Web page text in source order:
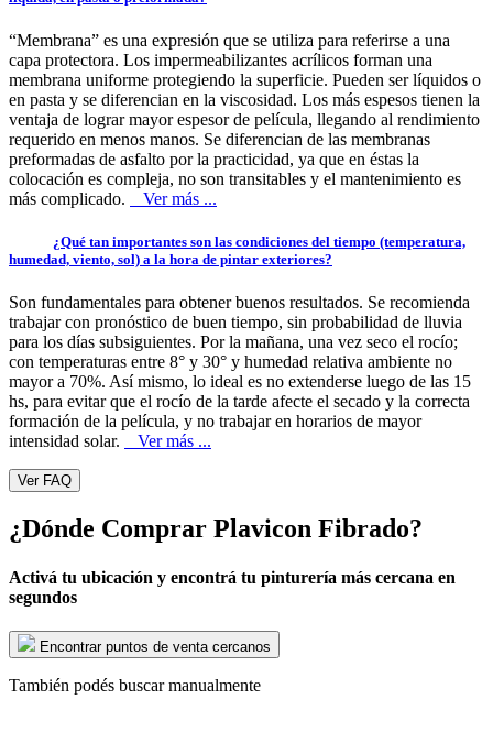
“Membrana” es una expresión que se utiliza para referirse a una
capa protectora. Los impermeabilizantes acrílicos forman una
membrana uniforme protegiendo la superficie. Pueden ser líquidos o
en pasta y se diferencian en la viscosidad. Los más espesos tienen la
ventaja de lograr mayor espesor de película, llegando al rendimiento
requerido en menos manos. Se diferencian de las membranas
preformadas de asfalto por la practicidad, ya que en éstas la
colocación es compleja, no son transitables y el mantenimiento es
más complicado.
Ver más ...
¿Qué tan importantes son las condiciones del tiempo (temperatura,
humedad, viento, sol) a la hora de pintar exteriores?
Son fundamentales para obtener buenos resultados. Se recomienda
trabajar con pronóstico de buen tiempo, sin probabilidad de lluvia
para los días subsiguientes. Por la mañana, una vez seco el rocío;
con temperaturas entre 8° y 30° y humedad relativa ambiente no
mayor a 70%. Así mismo, lo ideal es no extenderse luego de las 15
hs, para evitar que el rocío de la tarde afecte el secado y la correcta
formación de la película, y no trabajar en horarios de mayor
intensidad solar.
Ver más ...
Ver FAQ
¿Dónde Comprar Plavicon Fibrado?
Activá tu ubicación y encontrá tu pinturería más cercana en
segundos
Encontrar puntos de venta cercanos
También podés buscar manualmente